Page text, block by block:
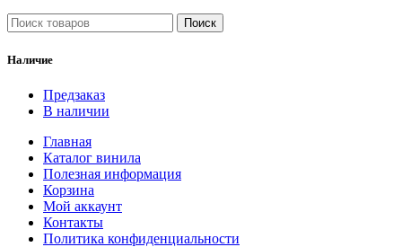
Поиск
Наличие
Предзаказ
В наличии
Главная
Каталог винила
Полезная информация
Корзина
Мой аккаунт
Контакты
Политика конфиденциальности